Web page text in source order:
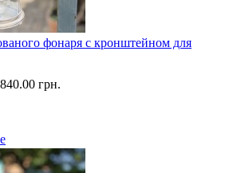
фонаря с кронштейном для
грн.